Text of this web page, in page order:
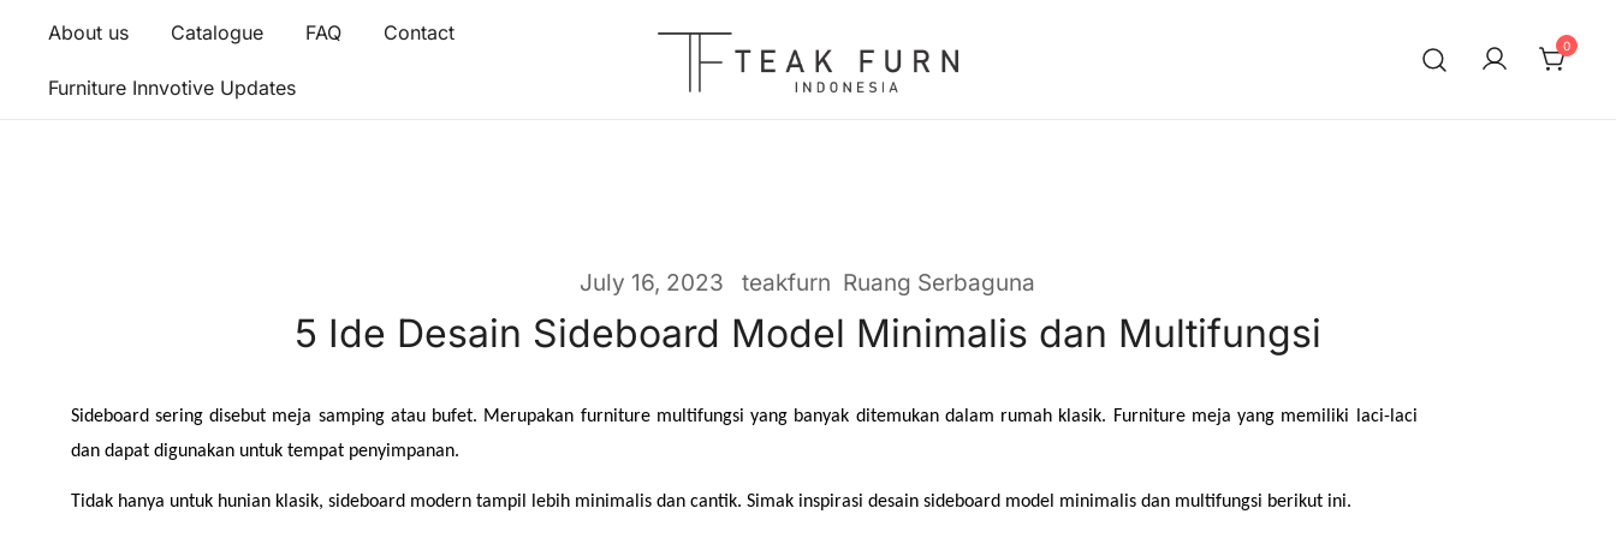
About us Catalogue FAQ Contact
Furniture Innvotive Updates
0
July 16, 2023 teakfurn Ruang Serbaguna
5 Ide Desain Sideboard Model Minimalis dan Multifungsi
Sideboard sering disebut meja samping atau bufet. Merupakan furniture multifungsi yang banyak ditemukan dalam rumah klasik. Furniture meja yang memiliki laci-laci
dan dapat digunakan untuk tempat penyimpanan.
Tidak hanya untuk hunian klasik, sideboard modern tampil lebih minimalis dan cantik. Simak inspirasi desain sideboard model minimalis dan multifungsi berikut ini.